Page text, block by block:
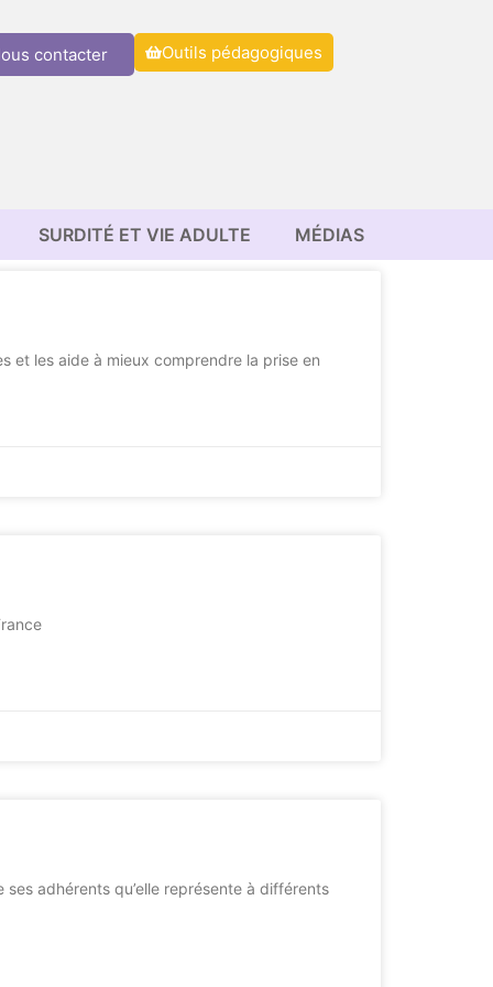
contacter Outils pédagogiques
SURDITÉ ET VIE ADULTE MÉDIAS
et les aide à mieux comprendre la prise en
ses adhérents qu’elle représente à différents